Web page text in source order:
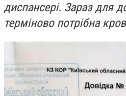
диспансері. Зараз для
терміново потрібна кров